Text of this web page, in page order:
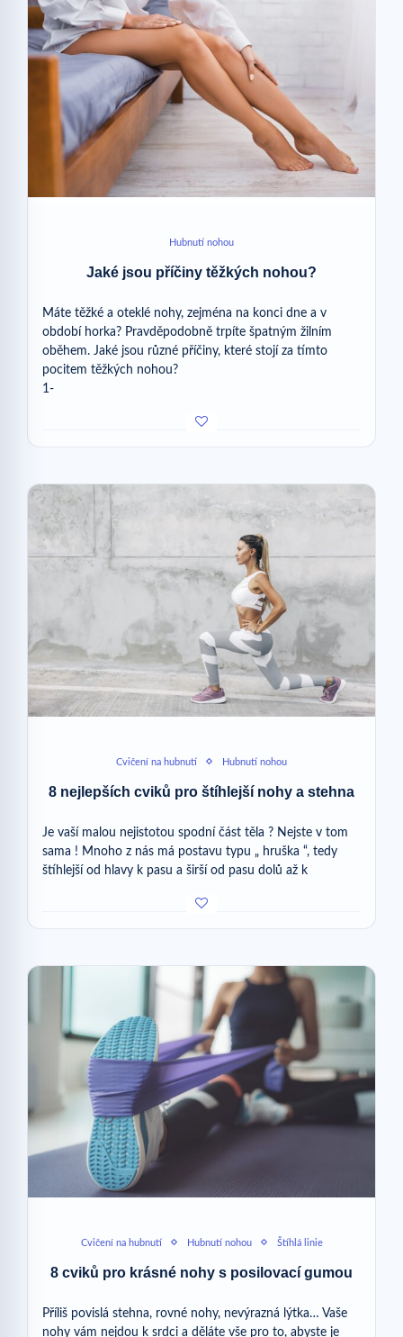
Hubnutí nohou
Jaké jsou příčiny těžkých nohou?
Máte těžké a oteklé nohy, zejména na konci dne a v
období horka? Pravděpodobně trpíte špatným žilním
oběhem. Jaké jsou různé příčiny, které stojí za tímto
pocitem těžkých nohou?
1-
Cvičení na hubnutí Hubnutí nohou
8 nejlepších cviků pro štíhlejší nohy a stehna
Je vaší malou nejistotou spodní část těla ? Nejste v tom
sama ! Mnoho z nás má postavu typu „ hruška “, tedy
štíhlejší od hlavy k pasu a širší od pasu dolů až k
Cvičení na hubnutí Hubnutí nohou Štíhlá linie
8 cviků pro krásné nohy s posilovací gumou
Příliš povislá stehna, rovné nohy, nevýrazná lýtka… Vaše
nohy vám nejdou k srdci a děláte vše pro to, abyste je